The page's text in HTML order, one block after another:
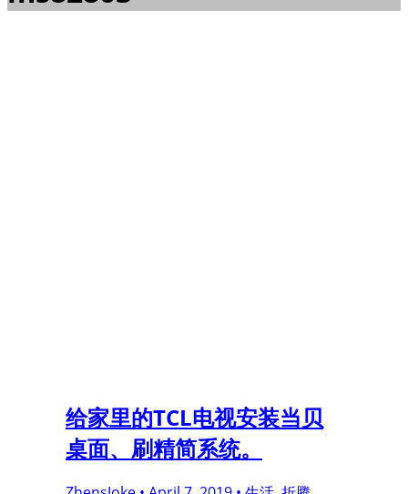
给家里的TCL电视安装当贝
桌面、刷精简系统。